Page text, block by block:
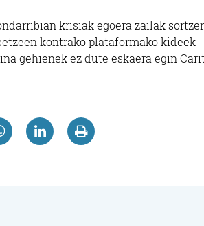
krisiak egoera zailak
kontrako plataformako kideek
gehienek ez dute eskaera egin